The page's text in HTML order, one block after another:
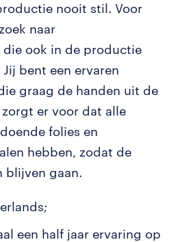
nooit stil. Voor
naar
ook in de productie
bent een ervaren
graag de handen uit de
er voor dat alle
folies en
hebben, zodat de
blijven gaan.
een half jaar ervaring op